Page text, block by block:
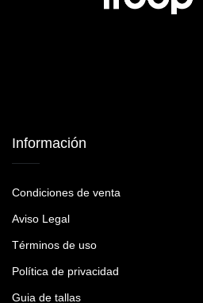
Información
Condiciones de venta
Aviso Legal
Términos de uso
Política de privacidad
Guia de tallas